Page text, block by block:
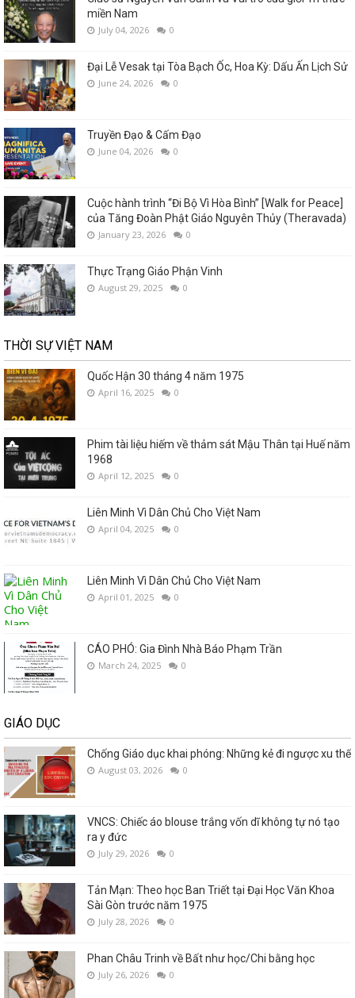
miền Nam
July 04, 2026 0
Đại Lễ Vesak tại Tòa Bạch Ốc, Hoa Kỳ: Dấu Ấn Lịch Sử
June 24, 2026 0
Truyền Đạo & Cấm Đạo
June 04, 2026 0
Cuộc hành trình “Đi Bộ Vì Hòa Bình” [Walk for Peace]
của Tăng Đoàn Phật Giáo Nguyên Thủy (Theravada)
January 23, 2026 0
Thực Trạng Giáo Phận Vinh
August 29, 2025 0
THỜI SỰ VIỆT NAM
Quốc Hận 30 tháng 4 năm 1975
April 16, 2025 0
Phim tài liệu hiếm về thảm sát Mậu Thân tại Huế năm
1968
April 12, 2025 0
Liên Minh Vì Dân Chủ Cho Việt Nam
April 04, 2025 0
Liên Minh Vì Dân Chủ Cho Việt Nam
April 01, 2025 0
CÁO PHÓ: Gia Đình Nhà Báo Phạm Trần
March 24, 2025 0
GIÁO DỤC
Chống Giáo dục khai phóng: Những kẻ đi ngược xu thế
August 03, 2026 0
VNCS: Chiếc áo blouse trắng vốn dĩ không tự nó tạo
ra y đức
July 29, 2026 0
Tản Mạn: Theo học Ban Triết tại Đại Học Văn Khoa
Sài Gòn trước năm 1975
July 28, 2026 0
Phan Châu Trinh về Bất như học/Chi bằng học
July 26, 2026 0